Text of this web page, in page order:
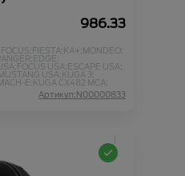
986.33
FOCUS;FIESTA;KA+;MONDEO;
EDGE;
FOCUS USA;ESCAPE USA;
USA;KUGA 3;
E;KUGA CX482 MCA;
Артикул:N00000833